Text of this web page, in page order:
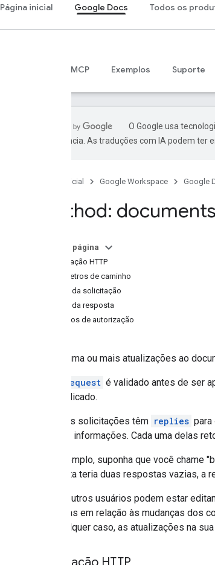
Página inicial Google Docs Todos os
Servidor MCP Exemplos Suporte
O Google usa
preferência. As traduções com IA podem ter
Página inicial Google Workspace Google
Method: documents
Nesta página
Solicitação HTTP
Parâmetros de caminho
Corpo da solicitação
Corpo da resposta
Escopos de autorização
Aplica uma ou mais atualizações ao
request é validado antes de ser
será aplicado.
Algumas solicitações têm replies
retornar informações. Cada uma delas
Por exemplo, suponha que você chame
resposta teria duas respostas vazias, a
Como outros usuários podem estar
alteradas em relação às mudanças dos
Em qualquer caso, as atualizações na